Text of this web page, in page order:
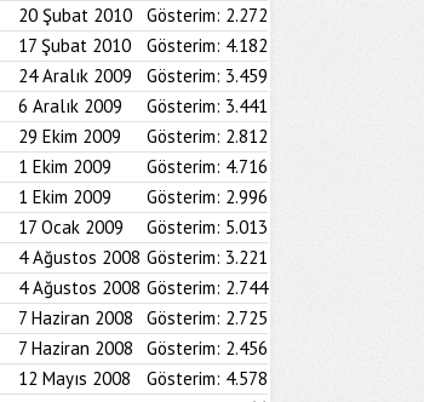
20 Şubat 2010 Gösterim: 2.272
17 Şubat 2010 Gösterim: 4.182
24 Aralık 2009 Gösterim: 3.459
6 Aralık 2009 Gösterim: 3.441
29 Ekim 2009 Gösterim: 2.812
1 Ekim 2009 Gösterim: 4.716
1 Ekim 2009 Gösterim: 2.996
17 Ocak 2009 Gösterim: 5.013
4 Ağustos 2008 Gösterim: 3.221
4 Ağustos 2008 Gösterim: 2.744
7 Haziran 2008 Gösterim: 2.725
7 Haziran 2008 Gösterim: 2.456
12 Mayıs 2008 Gösterim: 4.578